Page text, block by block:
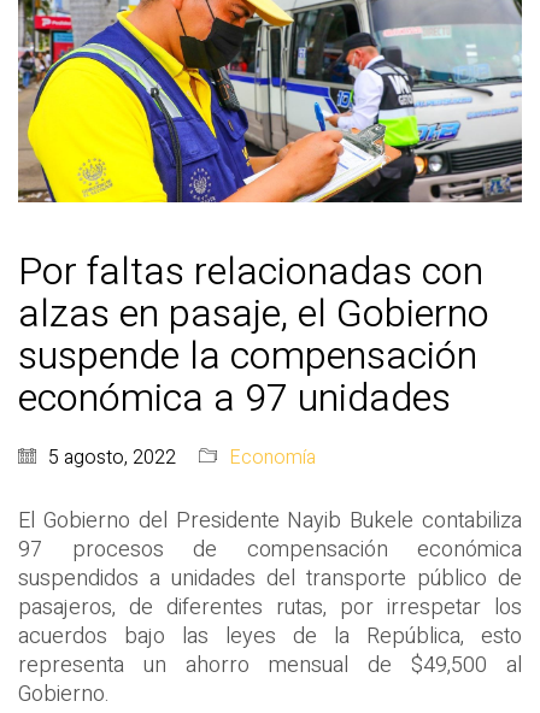
Por faltas relacionadas con
alzas en pasaje, el Gobierno
suspende la compensación
económica a 97 unidades
5 agosto, 2022 Economía
El Gobierno del Presidente Nayib Bukele contabiliza
97 procesos de compensación económica
suspendidos a unidades del transporte público de
pasajeros, de diferentes rutas, por irrespetar los
acuerdos bajo las leyes de la República, esto
representa un ahorro mensual de $49,500 al
Gobierno.